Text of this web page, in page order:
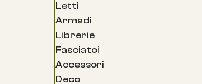
Letti
Armadi
Librerie
Fasciatoi
Accessori
Deco